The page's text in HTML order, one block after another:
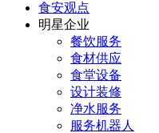
食安观点
明星企业
餐饮服务
食材供应
食堂设备
设计装修
净水服务
服务机器人